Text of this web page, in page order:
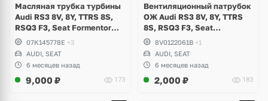
Масляная трубка турбины
Audi RS3 8V, 8Y, TTRS 8S,
RSQ3 F3, Seat Formentor
Cupra 2.5 TFSI Evo, DAZA,
DNWA, DNWB
07K145778E +3
AUDI, SEAT
6 месяцев назад
9,000 ₽ 173
Вентиляционный патрубок
ОЖ Audi RS3 8V, 8Y, TTRS
8S, RSQ3 F3, Seat
Formentor Cupra 2.5 TFSI
Evo, DAZA, DNWA, DNWB
8V0122061B +1
AUDI, SEAT
6 месяцев назад
2,000 ₽ 183